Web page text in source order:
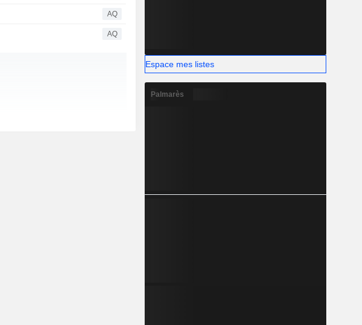
AQ
AQ
Espace mes listes
Palmarès